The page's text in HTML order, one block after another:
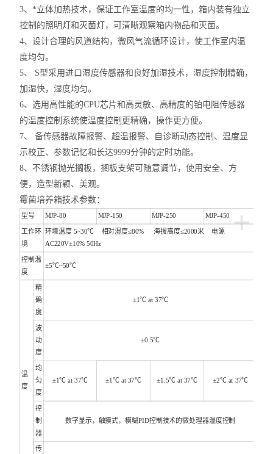
3、*立体加热技术，保证工作室温度的均一性，箱内装有独立
控制的照明灯和灭菌灯，可清晰观察箱内物品和灭菌。
4、设计合理的风道结构，微风气流循环设计，使工作室内温
度均匀。
5、 S型采用进口湿度传感器和良好加湿技术，湿度控制精确，
加湿快，湿度均匀。
6、选用高性能的CPU芯片和高灵敏、高精度的铂电阻传感器
的温度控制系统使温度控制更精确，操作更方便。
7、 备传感器故障报警、超温报警、自诊断动态控制、温度显
示校正、参数记忆和长达9999分钟的定时功能。
8、不锈钢抛光搁板，搁板支架可随意调节，使用安全、方
便，造型新颖、美观。
霉菌培养箱技术参数：
+
型号 MJP-80 MJP-150 MJP-250 MJP-450
工作环
境
环境温度 5~30℃ 相对湿度≤80% 海拔高度≤2000米 电源
AC220V±10% 50Hz
控制温
度
±5℃~50℃
温
度
精
确
度
±1℃ at 37℃
波
动
度
±0.5℃
均
匀
度
±1℃ at 37℃ ±1℃ at 37℃ ±1.5℃ at 37℃ ±2℃ at 37℃
控
制
器
数字显示，触摸式，模糊PID控制技术的微处理器温度控制
传